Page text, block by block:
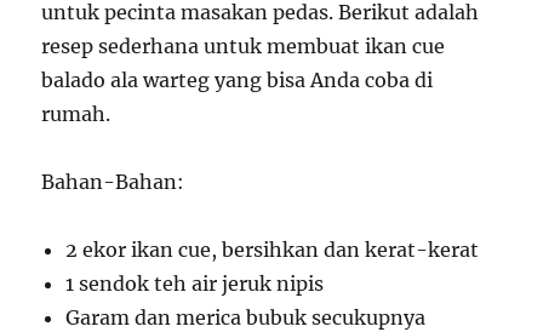
untuk pecinta masakan pedas. Berikut adalah
resep sederhana untuk membuat ikan cue
balado ala warteg yang bisa Anda coba di
rumah.
Bahan-Bahan:
2 ekor ikan cue, bersihkan dan kerat-kerat
1 sendok teh air jeruk nipis
Garam dan merica bubuk secukupnya